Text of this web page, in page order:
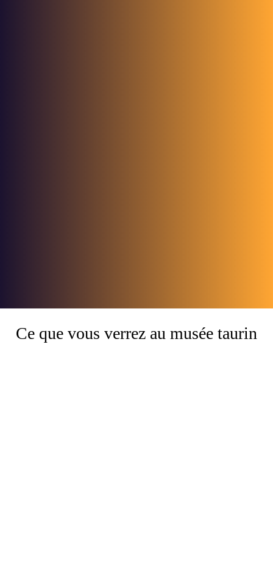
Ce que vous verrez au musée taurin